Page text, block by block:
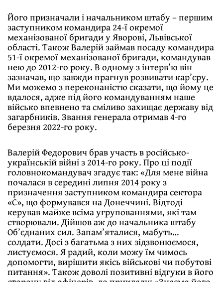
Його призначали і начальником штабу – першим
заступником командира 24-ї окремої
механізованої бригади у Яворові, Львівської
області. Також Валерій займав посаду командира
51-ї окремої механізованої бригади, командував
нею до 2012-го року. В одному з інтерв’ю він
зазначав, що завжди прагнув розвивати кар’єру.
Ми можемо з переконаністю сказати, що йому це
вдалося, адже під його командуванням наше
військо впевнено та сміливо захищає державу від
загарбників. Звання генерала отримав 4-го
березня 2022-го року.
Валерій Федорович брав участь в російсько-
українській війні з 2014-го року. Про ці події
головнокомандувач згадує так: «Для мене війна
почалася в середині липня 2014 року з
призначення заступником командира сектора
«С», що формувався на Донеччині. Відтоді
керував майже всіма угрупованнями, які там
створювали. Дійшов аж до начальника штабу
Об’єднаних сил. Запам’яталися, мабуть…
солдати. Досі з багатьма з них зідзвонюємося,
листуємося. Я радий, коли можу їм чимось
допомогти, вирішити якісь військові чи побутові
питання». Також доволі позитивні відгуки в його